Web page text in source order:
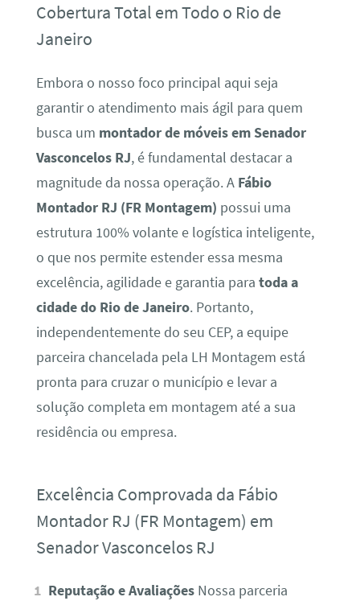
Cobertura Total em Todo o Rio de
Janeiro
Embora o nosso foco principal aqui seja
garantir o atendimento mais ágil para quem
busca um montador de móveis em Senador
Vasconcelos RJ, é fundamental destacar a
magnitude da nossa operação. A Fábio
Montador RJ (FR Montagem) possui uma
estrutura 100% volante e logística inteligente,
o que nos permite estender essa mesma
excelência, agilidade e garantia para toda a
cidade do Rio de Janeiro. Portanto,
independentemente do seu CEP, a equipe
parceira chancelada pela LH Montagem está
pronta para cruzar o município e levar a
solução completa em montagem até a sua
residência ou empresa.
Excelência Comprovada da Fábio
Montador RJ (FR Montagem) em
Senador Vasconcelos RJ
Reputação e Avaliações Nossa parceria